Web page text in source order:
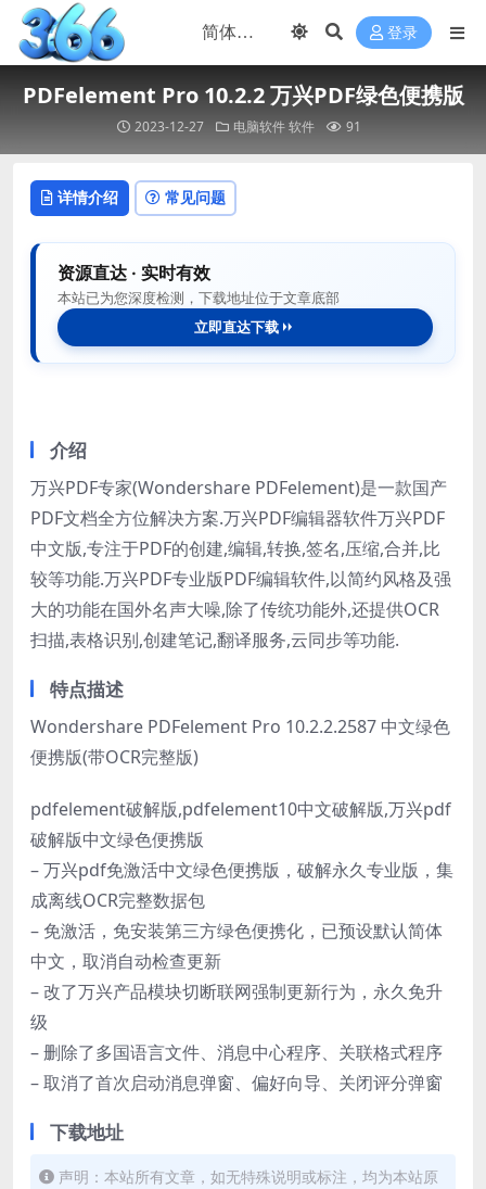
登录
PDFelement Pro 10.2.2 万兴PDF绿色便携版
2023-12-27 电脑软件 软件 91
详情介绍 常见问题
资源直达 · 实时有效
本站已为您深度检测，下载地址位于文章底部
立即直达下载
介绍
万兴PDF专家(Wondershare PDFelement)是一款国产
PDF文档全方位解决方案.万兴PDF编辑器软件万兴PDF
中文版,专注于PDF的创建,编辑,转换,签名,压缩,合并,比
较等功能.万兴PDF专业版PDF编辑软件,以简约风格及强
大的功能在国外名声大噪,除了传统功能外,还提供OCR
扫描,表格识别,创建笔记,翻译服务,云同步等功能.
特点描述
Wondershare PDFelement Pro 10.2.2.2587 中文绿色
便携版(带OCR完整版)
pdfelement破解版,pdfelement10中文破解版,万兴pdf
破解版中文绿色便携版
– 万兴pdf免激活中文绿色便携版，破解永久专业版，集
成离线OCR完整数据包
– 免激活，免安装第三方绿色便携化，已预设默认简体
中文，取消自动检查更新
– 改了万兴产品模块切断联网强制更新行为，永久免升
级
– 删除了多国语言文件、消息中心程序、关联格式程序
– 取消了首次启动消息弹窗、偏好向导、关闭评分弹窗
下载地址
声明：本站所有文章，如无特殊说明或标注，均为本站原